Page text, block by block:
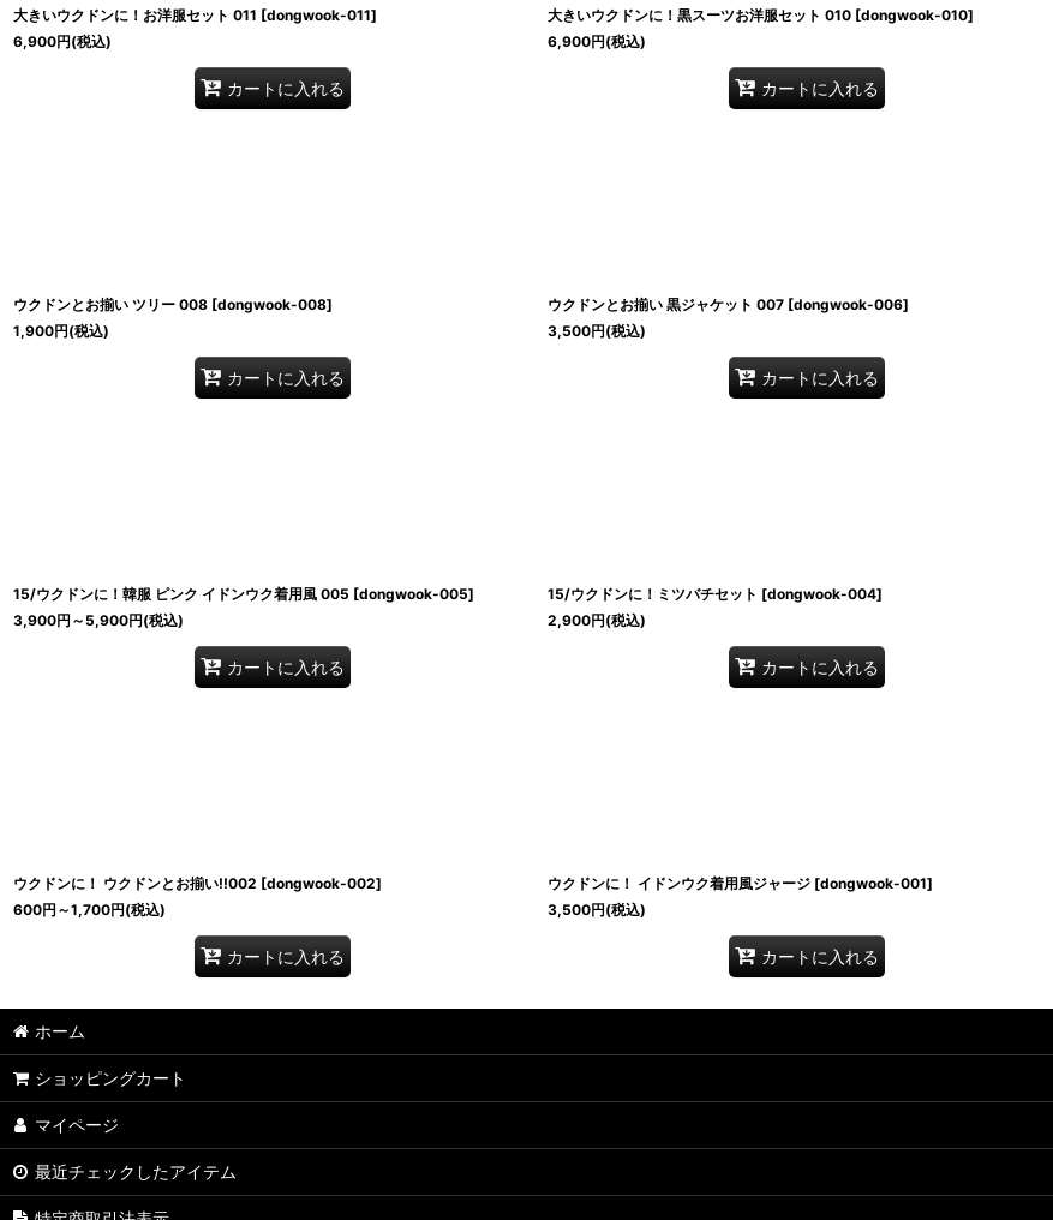
大きいウクドンに！お洋服セット 011 [dongwook-011]
6,900円(税込)
カートに入れる
大きいウクドンに！黒スーツお洋服セット 010 [dongwook-010]
6,900円(税込)
カートに入れる
ウクドンとお揃い ツリー 008 [dongwook-008]
1,900円(税込)
カートに入れる
ウクドンとお揃い 黒ジャケット 007 [dongwook-006]
3,500円(税込)
カートに入れる
15/ウクドンに！韓服 ピンク イドンウク着用風 005 [dongwook-005]
3,900円 ～5,900円(税込)
カートに入れる
15/ウクドンに！ミツバチセット [dongwook-004]
2,900円(税込)
カートに入れる
ウクドンに！ ウクドンとお揃い!!002 [dongwook-002]
600円 ～1,700円(税込)
カートに入れる
ウクドンに！ イドンウク着用風ジャージ [dongwook-001]
3,500円(税込)
カートに入れる
ホーム
ショッピングカート
マイページ
最近チェックしたアイテム